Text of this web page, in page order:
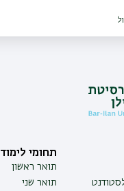
תחומי לימוד
תואר ראשון
תואר שני